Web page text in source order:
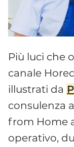
Più luci che
canale
illustrati da
consulenza
from Home
operativo,